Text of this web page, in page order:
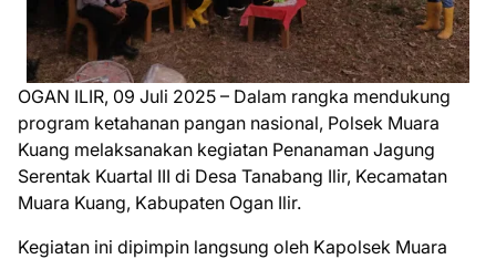
OGAN ILIR, 09 Juli 2025 – Dalam rangka mendukung
program ketahanan pangan nasional, Polsek Muara
Kuang melaksanakan kegiatan Penanaman Jagung
Serentak Kuartal III di Desa Tanabang Ilir, Kecamatan
Muara Kuang, Kabupaten Ogan Ilir.
Kegiatan ini dipimpin langsung oleh Kapolsek Muara